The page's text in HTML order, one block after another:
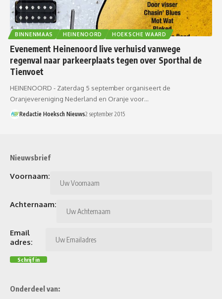
BINNENMAAS HEINENOORD HOEKSCHE WAARD
Evenement Heinenoord live verhuisd vanwege
regenval naar parkeerplaats tegen over Sporthal de
Tienvoet
HEINENOORD - Zaterdag 5 september organiseert de
Oranjevereniging Nederland en Oranje voor…
Redactie Hoeksch Nieuws2 september 2015
Nieuwsbrief
Voornaam:
Achternaam:
Email
adres:
Onderdeel van: